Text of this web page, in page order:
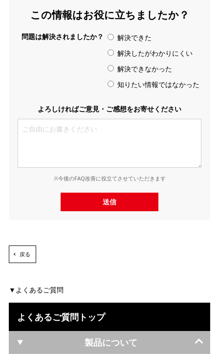
この情報はお役に立ちましたか？
問題は解決されましたか？
解決できた
解決したがわかりにくい
解決できなかった
知りたい情報ではなかった
よろしければご意見・ご感想をお寄せください
※今後のFAQ改善に役立てさせていただきます
送信
戻る
よくあるご質問
よくあるご質問トップ
製品について